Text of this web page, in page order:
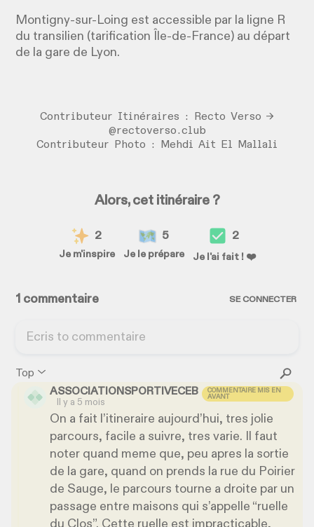
Montigny-sur-Loing est accessible par la ligne R
du transilien (tarification Île-de-France) au départ
de la gare de Lyon.
Contributeur Itinéraires : Recto Verso →
@rectoverso.club
Contributeur Photo : Mehdi Ait El Mallali